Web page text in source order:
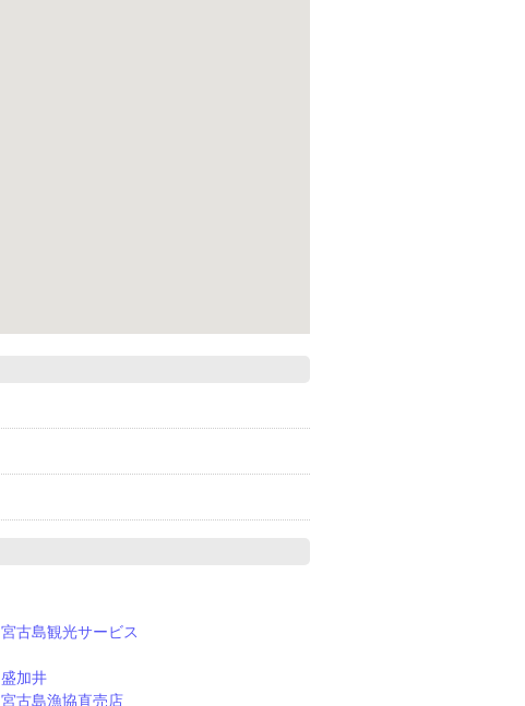
宮古島観光サービス
盛加井
宮古島漁協直売店